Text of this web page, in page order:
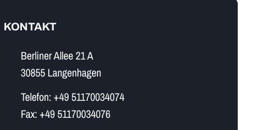
KONTAKT
Berliner Allee 21 A
30855 Langenhagen
Telefon: +49 51170034074
Fax: +49 51170034076